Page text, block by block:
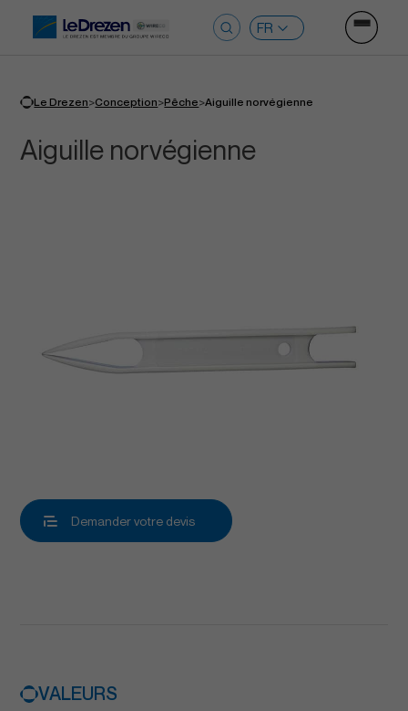
Ouvrir
Rechercher :
Le Drezen>Conception>Pêche>Aiguille norvégienne
Aiguille norvégienne
Demander votre devis
VALEURS